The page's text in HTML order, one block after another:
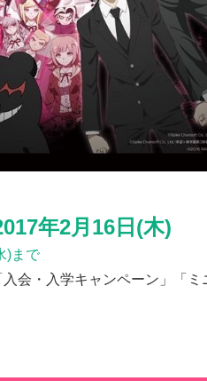
年2月16日(木)
)まで
会・入学キャンペーン」「ミ